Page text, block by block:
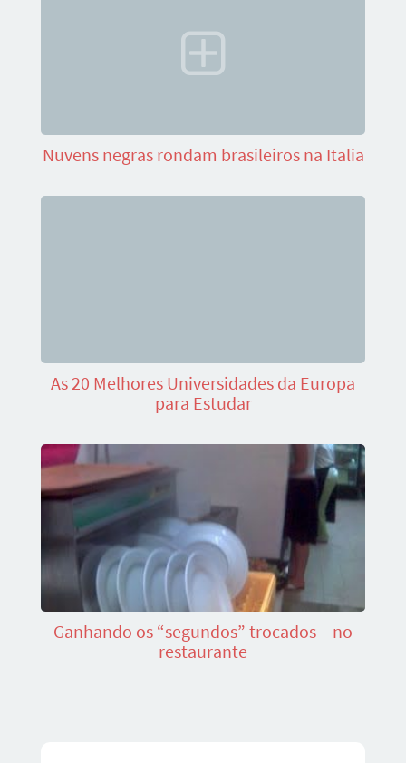
Nuvens negras rondam brasileiros na Italia
As 20 Melhores Universidades da Europa
para Estudar
Ganhando os “segundos” trocados – no
restaurante